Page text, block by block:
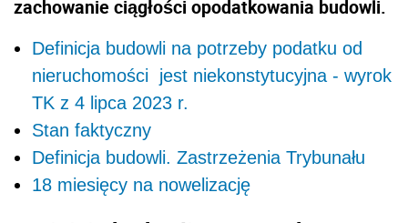
zachowanie ciągłości opodatkowania budowli.
Definicja budowli na potrzeby podatku od
nieruchomości jest niekonstytucyjna - wyrok
TK z 4 lipca 2023 r.
Stan faktyczny
Definicja budowli. Zastrzeżenia Trybunału
18 miesięcy na nowelizację